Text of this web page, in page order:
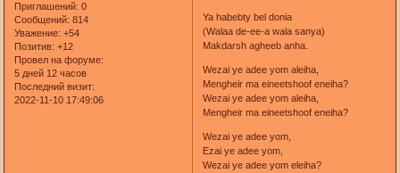
Приглашений: 0
Сообщений: 814
Уважение: +54
Позитив: +12
Провел на форуме:
5 дней 12 часов
Последний визит:
2022-11-10 17:49:06
Ya habebty bel donia
(Walaa de-ee-a wala sanya)
Makdarsh agheeb anha.
Wezai ye adee yom aleiha,
Mengheir ma eineetshoof eneiha?
Wezai ye adee yom aleiha,
Mengheir ma eineetshoof eneiha?
Wezai ye adee yom,
Ezai ye adee yom,
Wezai ye adee yom eleiha?